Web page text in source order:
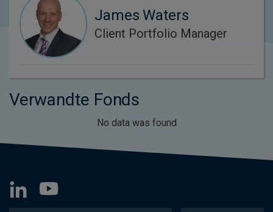
James Waters
Client Portfolio Manager
Verwandte Fonds
No data was found